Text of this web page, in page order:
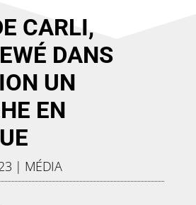
CARLI,
DANS
UN
EN
| MÉDIA